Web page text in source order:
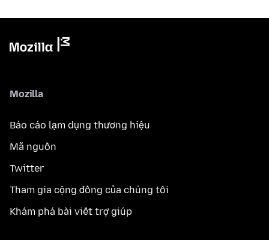
Mozilla
Báo cáo lạm dụng thương hiệu
Mã nguồn
Twitter
Tham gia cộng đồng của chúng tôi
Khám phá bài viết trợ giúp